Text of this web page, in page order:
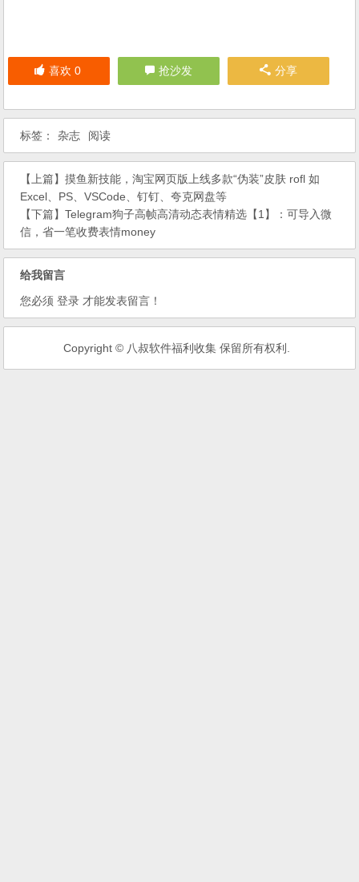
喜欢 0 抢沙发 分享
标签： 杂志 阅读
【上篇】摸鱼新技能，淘宝网页版上线多款“伪装”皮肤 rofl 如
Excel、PS、VSCode、钉钉、夸克网盘等
【下篇】Telegram狗子高帧高清动态表情精选【1】：可导入微
信，省一笔收费表情money
给我留言
您必须 登录 才能发表留言！
Copyright © 八叔软件福利收集 保留所有权利.